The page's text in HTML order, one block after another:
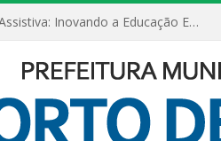
Inteligência Artificial e Tecnologia Assistiva: Inovando a Educação Especial e Inclusiva